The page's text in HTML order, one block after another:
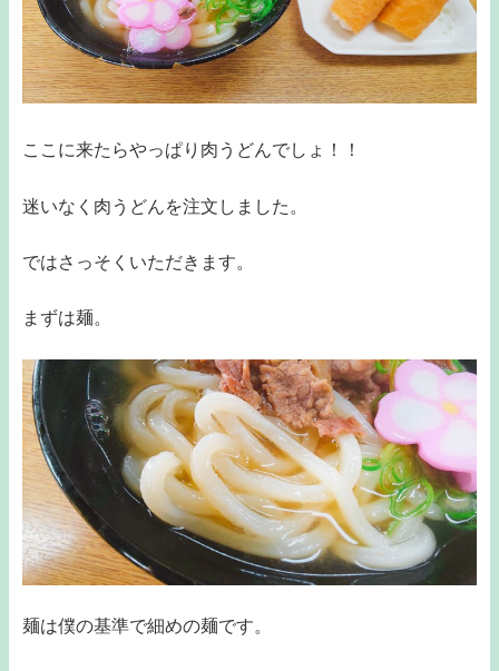
ここに来たらやっぱり肉うどんでしょ！！
迷いなく肉うどんを注文しました。
ではさっそくいただきます。
まずは麺。
麺は僕の基準で細めの麺です。